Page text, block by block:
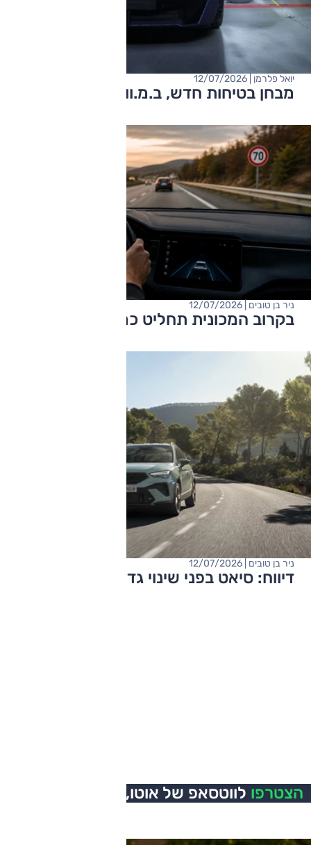
מבחן בטיחות חדש, ב.מ.וו וזיקר מצטיינות
יואל פלרמן | 12/07/2026
בקרוב המכונית תחליט כמה מהר תיסעו
ניר בן טובים | 12/07/2026
דיווח: סיאט בפני שינוי גדול?
ניר בן טובים | 12/07/2026
הצטרפו לווטסאפ של אוטו,